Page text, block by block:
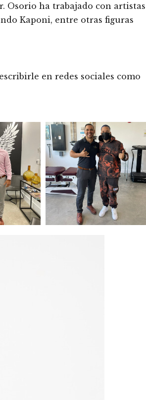
Osorio ha trabajado con artistas
Kaponi, entre otras figuras
en redes sociales como